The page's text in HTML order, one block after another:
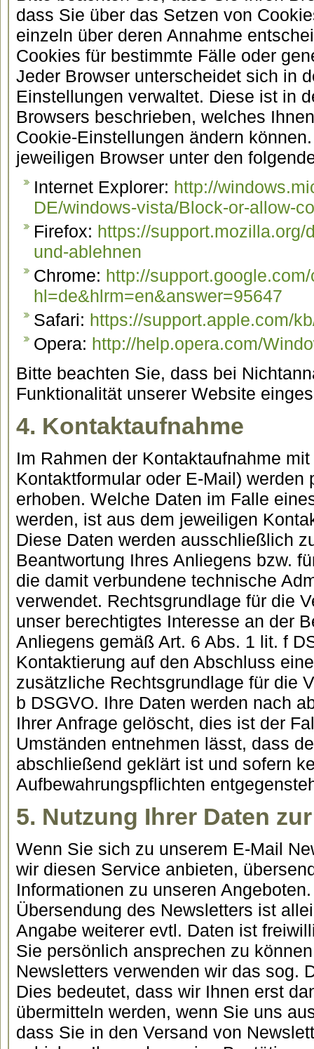
dass Sie über das Setzen von
einzeln über deren Annahme
Cookies für bestimmte Fälle oder
Jeder Browser unterscheidet sich in
Einstellungen verwaltet. Diese ist in
Browsers beschrieben, welches
Cookie-Einstellungen ändern
jeweiligen Browser unter den
Internet Explorer: http://
DE/windows-vista/Block-or-allow-
Firefox: https://support.mozilla.org/
und-ablehnen
Chrome: http://
hl=de&hlrm=en&answer=95647
Safari: https://support.apple.com/
Opera: http://help.opera.com/
Bitte beachten Sie, dass bei
Funktionalität unserer Website
4. Kontaktaufnahme
Im Rahmen der Kontaktaufnahme
Kontaktformular oder E-Mail) werden
erhoben. Welche Daten im Falle
werden, ist aus dem jeweiligen
Diese Daten werden ausschließlich
Beantwortung Ihres Anliegens bzw.
die damit verbundene technische
verwendet. Rechtsgrundlage für die
unser berechtigtes Interesse an der
Anliegens gemäß Art. 6 Abs. 1 lit. f
Kontaktierung auf den Abschluss
zusätzliche Rechtsgrundlage für die
b DSGVO. Ihre Daten werden nach
Ihrer Anfrage gelöscht, dies ist der
Umständen entnehmen lässt, dass
abschließend geklärt ist und sofern
Aufbewahrungspflichten
5. Nutzung Ihrer Daten
Wenn Sie sich zu unserem E-Mail
wir diesen Service anbieten,
Informationen zu unseren
Übersendung des Newsletters ist
Angabe weiterer evtl. Daten ist
Sie persönlich ansprechen zu
Newsletters verwenden wir das sog.
Dies bedeutet, dass wir Ihnen erst
übermitteln werden, wenn Sie uns
dass Sie in den Versand von